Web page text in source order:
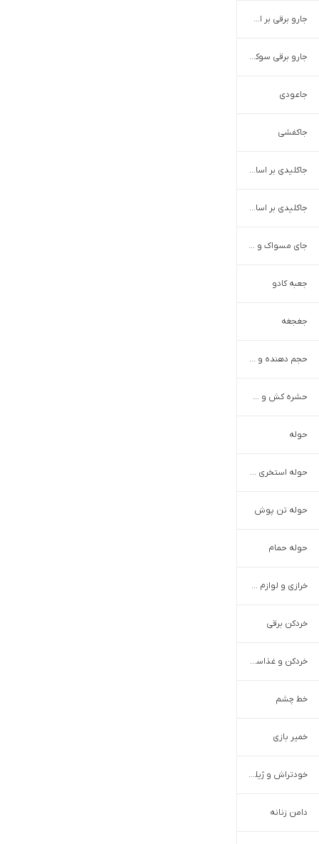
جارو برقی بر اساس برند
جارو برقی سوکانی
جاعودی
جاکفشی
جاکلیدی بر اساس طرح و مدل
جاکلیدی بر اساس کاربرد
جای مسواک و خمیر دندان
جعبه کادو
جغجغه
حجم دهنده و فرم دهنده بدن
حشره کش و سوسک کش
حوله
حوله استخری و مسافرتی
حوله تن پوش
حوله حمام
خرازی و لوازم دوخت و دوز
خردکن برقی
خردکن و غذاساز دستی
خط چشم
خمیر بازی
خودتراش و ژیلت
دامن زنانه